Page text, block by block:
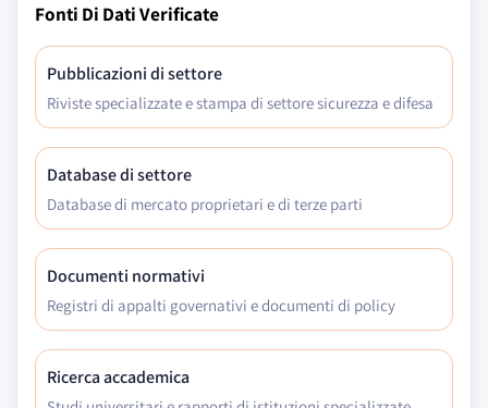
Fonti Di Dati Verificate
Pubblicazioni di settore
Riviste specializzate e stampa di settore sicurezza e difesa
Database di settore
Database di mercato proprietari e di terze parti
Documenti normativi
Registri di appalti governativi e documenti di policy
Ricerca accademica